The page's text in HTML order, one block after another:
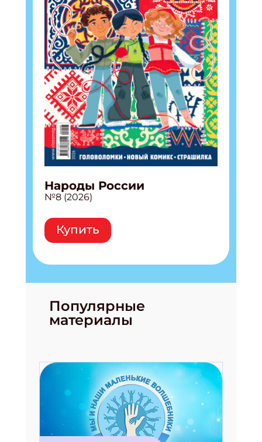
Народы России
№8 (2026)
Купить
Популярные
материалы